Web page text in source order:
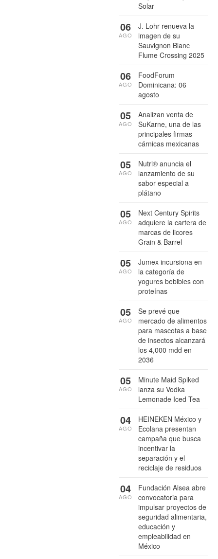
Solar
J. Lohr renueva la
imagen de su
Sauvignon Blanc
Flume Crossing 2025
06
AGO
FoodForum
Dominicana: 06
agosto
06
AGO
Analizan venta de
SuKarne, una de las
principales firmas
cárnicas mexicanas
05
AGO
Nutri® anuncia el
lanzamiento de su
sabor especial a
plátano
05
AGO
Next Century Spirits
adquiere la cartera de
marcas de licores
Grain & Barrel
05
AGO
Jumex incursiona en
la categoría de
yogures bebibles con
proteínas
05
AGO
Se prevé que
mercado de alimentos
para mascotas a base
de insectos alcanzará
los 4,000 mdd en
2036
05
AGO
Minute Maid Spiked
lanza su Vodka
Lemonade Iced Tea
05
AGO
HEINEKEN México y
Ecolana presentan
campaña que busca
incentivar la
separación y el
reciclaje de residuos
04
AGO
Fundación Alsea abre
convocatoria para
impulsar proyectos de
seguridad alimentaria,
educación y
empleabilidad en
México
04
AGO